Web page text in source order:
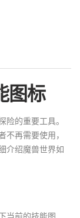
图标
的重要工具。
再需要使用，
介绍魔兽世界如